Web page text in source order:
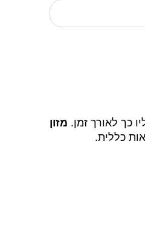
כך לאורך זמן. מזון
כללית.